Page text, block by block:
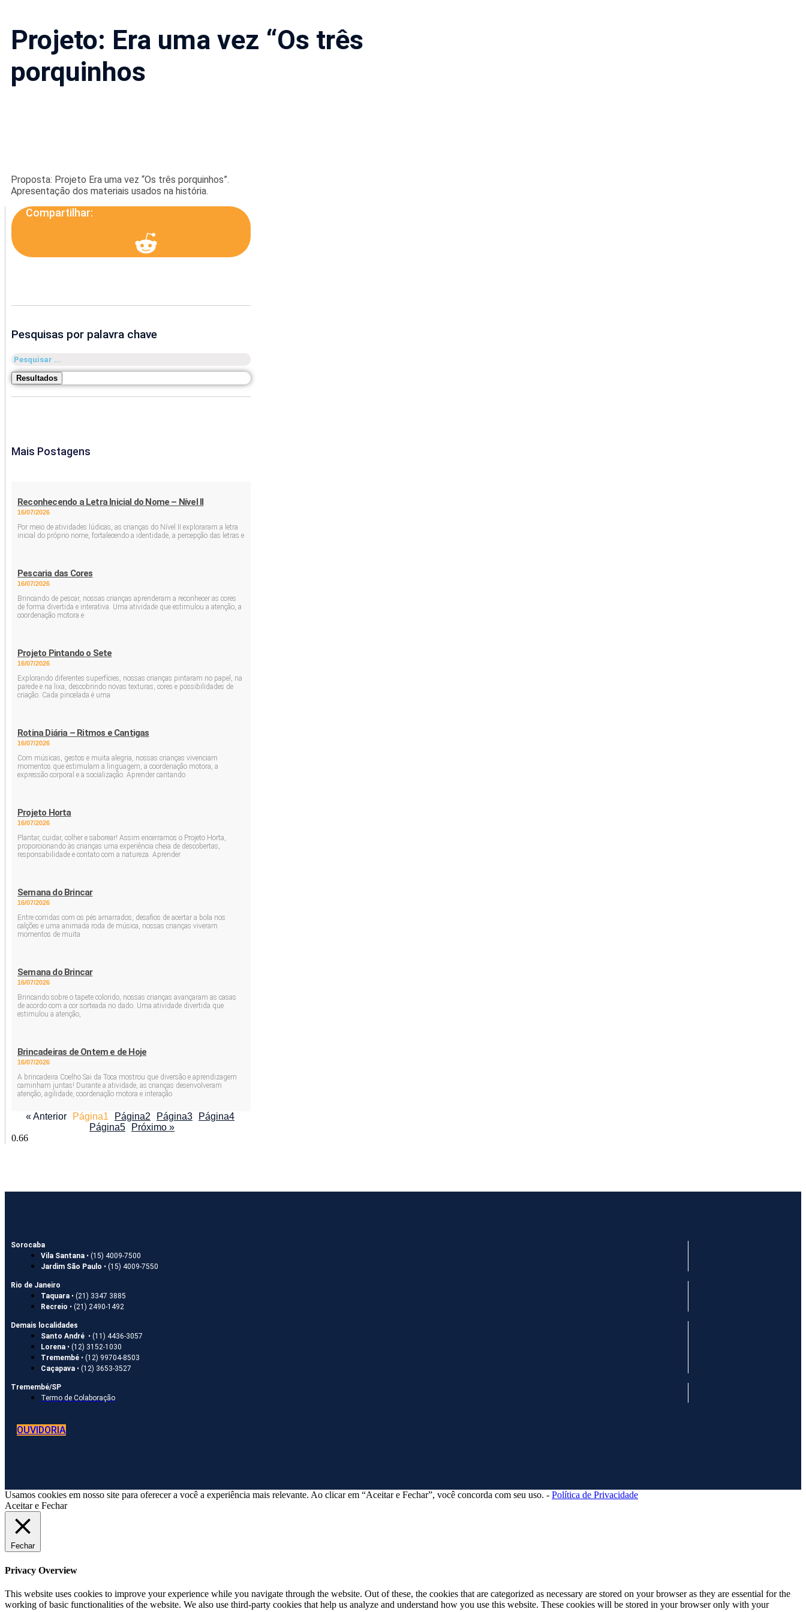
Projeto: Era uma vez “Os três
porquinhos
Proposta: Projeto Era uma vez “Os três porquinhos”.
Apresentação dos materiais usados na história.
Compartilhar:
Pesquisas por palavra chave
Pesquisar
...
Resultados
Mais Postagens
Reconhecendo a Letra Inicial do Nome – Nível II
16/07/2026
Por meio de atividades lúdicas, as crianças do Nível II exploraram a letra
inicial do próprio nome, fortalecendo a identidade, a percepção das letras e
Pescaria das Cores
16/07/2026
Brincando de pescar, nossas crianças aprenderam a reconhecer as cores
de forma divertida e interativa. Uma atividade que estimulou a atenção, a
coordenação motora e
Projeto Pintando o Sete
16/07/2026
Explorando diferentes superfícies, nossas crianças pintaram no papel, na
parede e na lixa, descobrindo novas texturas, cores e possibilidades de
criação. Cada pincelada é uma
Rotina Diária – Ritmos e Cantigas
16/07/2026
Com músicas, gestos e muita alegria, nossas crianças vivenciam
momentos que estimulam a linguagem, a coordenação motora, a
expressão corporal e a socialização. Aprender cantando
Projeto Horta
16/07/2026
Plantar, cuidar, colher e saborear! Assim encerramos o Projeto Horta,
proporcionando às crianças uma experiência cheia de descobertas,
responsabilidade e contato com a natureza. Aprender
Semana do Brincar
16/07/2026
Entre corridas com os pés amarrados, desafios de acertar a bola nos
calções e uma animada roda de música, nossas crianças viveram
momentos de muita
Semana do Brincar
16/07/2026
Brincando sobre o tapete colorido, nossas crianças avançaram as casas
de acordo com a cor sorteada no dado. Uma atividade divertida que
estimulou a atenção,
Brincadeiras de Ontem e de Hoje
16/07/2026
A brincadeira Coelho Sai da Toca mostrou que diversão e aprendizagem
caminham juntas! Durante a atividade, as crianças desenvolveram
atenção, agilidade, coordenação motora e interação
« Anterior Página1 Página2 Página3 Página4
Página5 Próximo »
Sorocaba
Vila Santana • (15) 4009-7500
Jardim São Paulo • (15) 4009-7550
Rio de Janeiro
Taquara • (21) 3347 3885
Recreio • (21) 2490-1492
Demais localidades
Santo André • (11) 4436-3057
Lorena • (12) 3152-1030
Tremembé • (12) 99704-8503
Caçapava • (12) 3653-3527
Tremembé/SP
Termo de Colaboração
OUVIDORIA
Usamos cookies em nosso site para oferecer a você a experiência mais relevante. Ao clicar em “Aceitar e Fechar”, você concorda com seu uso. - Política de Privacidade
Aceitar e Fechar
Fechar
Privacy Overview
This website uses cookies to improve your experience while you navigate through the website. Out of these, the cookies that are categorized as necessary are stored on your browser as they are essential for the
working of basic functionalities of the website. We also use third-party cookies that help us analyze and understand how you use this website. These cookies will be stored in your browser only with your